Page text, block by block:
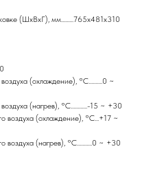
(ШxВxГ), мм.........765x481x310
(охлаждение), °C..........0 ~
(нагрев), °C............-15 ~ +30
воздуха (охлаждение), °C...+17 ~
воздуха (нагрев), °C...........0 ~ +30